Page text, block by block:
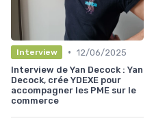
Interview • 12/06/2025
Interview de Yan Decock : Yan
Decock, crée YDEXE pour
accompagner les PME sur le
commerce